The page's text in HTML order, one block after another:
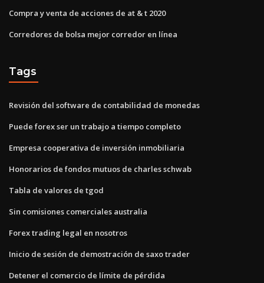
Compra y venta de acciones de at & t 2020
Corredores de bolsa mejor corredor en línea
Tags
Revisión del software de contabilidad de monedas
Puede forex ser un trabajo a tiempo completo
Empresa cooperativa de inversión inmobiliaria
Honorarios de fondos mutuos de charles schwab
Tabla de valores de tgod
Sin comisiones comerciales australia
Forex trading legal en nosotros
Inicio de sesión de demostración de saxo trader
Detener el comercio de límite de pérdida